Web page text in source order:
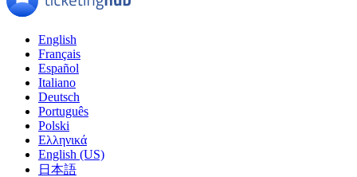
English
Français
Español
Italiano
Deutsch
Português
Polski
Ελληνικά
English (US)
日本語